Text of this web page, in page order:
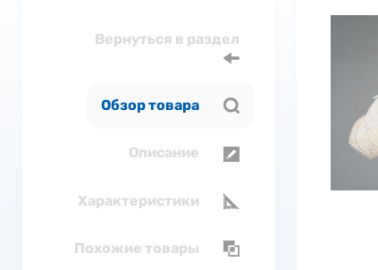
Вернуться в раздел
Обзор товара
Описание
Характеристики
Похожие товары